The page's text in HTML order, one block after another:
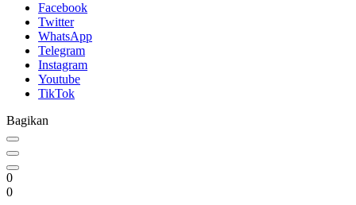
Facebook
Twitter
WhatsApp
Telegram
Instagram
Youtube
TikTok
Bagikan
0
0